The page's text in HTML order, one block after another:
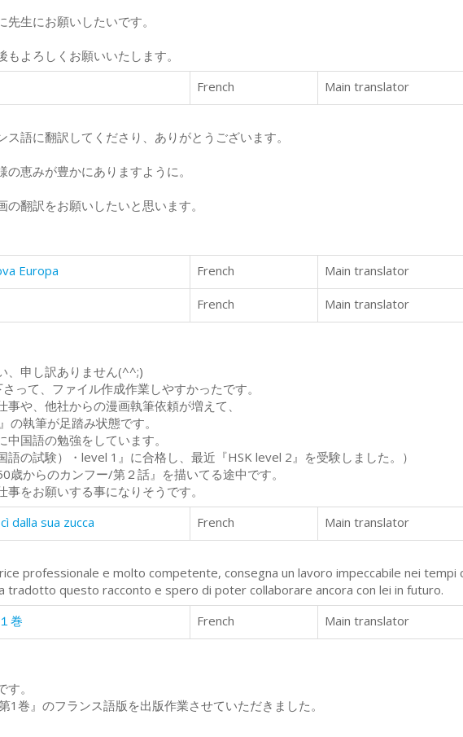
生にお願いしたいです。
よろしくお願いいたします。
French Main translator
語に翻訳してくださり、ありがとうございます。
恵みが豊かにありますように。
翻訳をお願いしたいと思います。
Europa
French Main translator
French Main translator
、申し訳ありません(^^;)
って、ファイル作成作業しやすかったです。
や、他社からの漫画執筆依頼が増えて、
の執筆が足踏み状態です。
国語の勉強をしています。
語の試験）・level 1』に合格し、最近『HSK level 2』を受験しました。）
歳からのカンフー/第２話』を描いてる途中です。
をお願いする事になりそうです。
dalla sua zucca
French Main translator
professionale e molto competente, consegna un lavoro impeccabile nei tempi
tradotto questo racconto e spero di poter collaborare ancora con lei in futuro.
巻
French Main translator
。
1巻』のフランス語版を出版作業させていただきました。